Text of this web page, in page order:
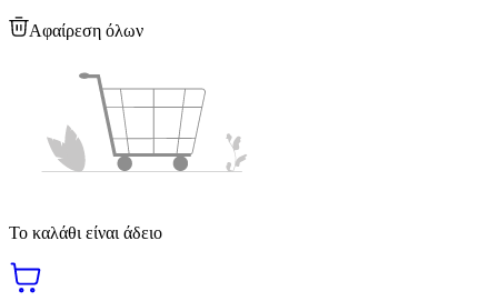
Αφαίρεση όλων
Το καλάθι είναι άδειο